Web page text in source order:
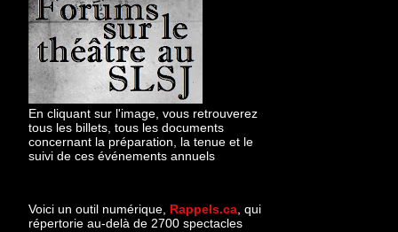
En cliquant sur l'image, vous retrouverez
tous les billets, tous les documents
concernant la préparation, la tenue et le
suivi de ces événements annuels
Voici un outil numérique, Rappels.ca , qui
répertorie au-delà de 2700 spectacles